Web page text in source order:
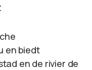
en biedt
en de rivier de